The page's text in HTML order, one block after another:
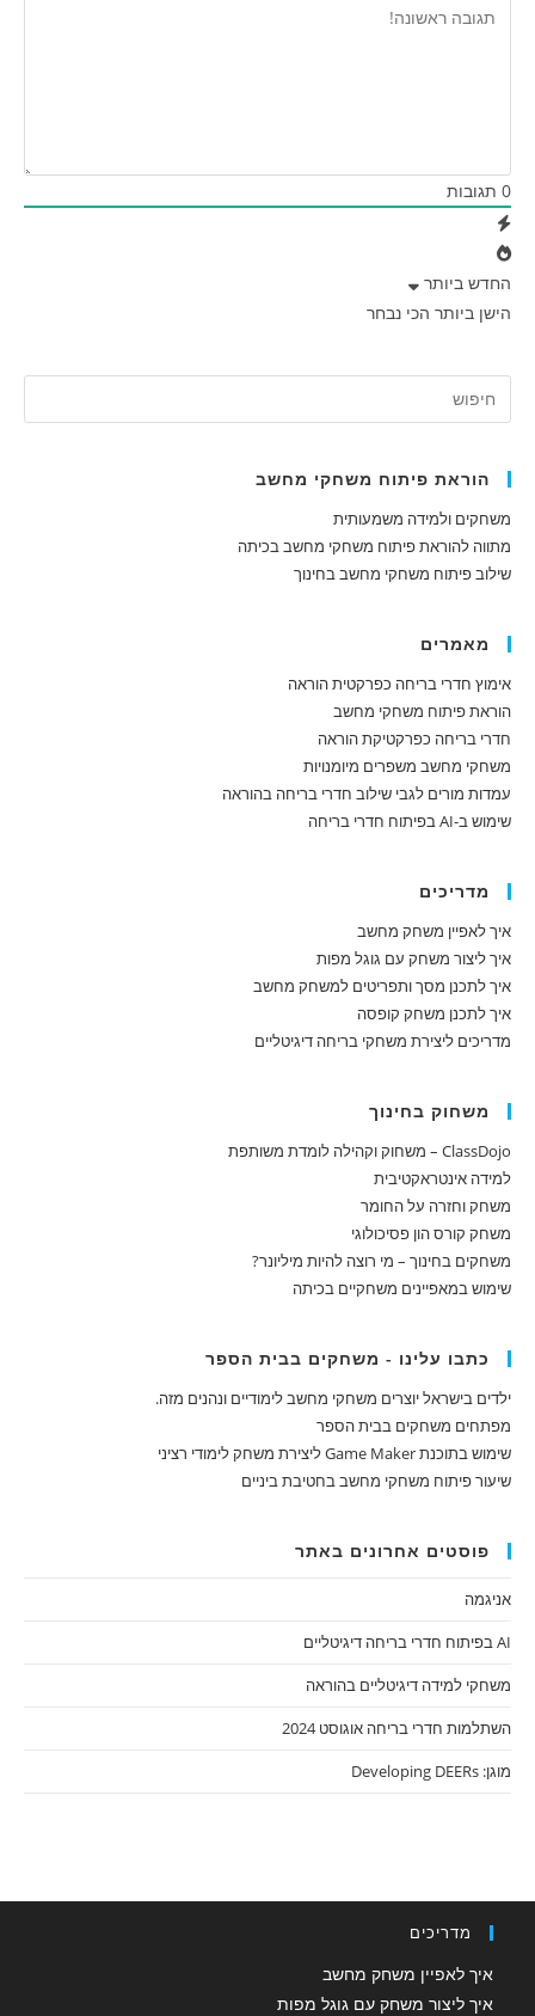
0 תגובות
החדש ביותר
הישן ביותר הכי נבחר
הוראת פיתוח משחקי מחשב
משחקים ולמידה משמעותית
מתווה להוראת פיתוח משחקי מחשב בכיתה
שילוב פיתוח משחקי מחשב בחינוך
מאמרים
אימוץ חדרי בריחה כפרקטית הוראה
הוראת פיתוח משחקי מחשב
חדרי בריחה כפרקטיקת הוראה
משחקי מחשב משפרים מיומנויות
עמדות מורים לגבי שילוב חדרי בריחה בהוראה
שימוש ב-AI בפיתוח חדרי בריחה
מדריכים
איך לאפיין משחק מחשב
איך ליצור משחק עם גוגל מפות
איך לתכנן מסך ותפריטים למשחק מחשב
איך לתכנן משחק קופסה
מדריכים ליצירת משחקי בריחה דיגיטליים
משחוק בחינוך
ClassDojo – משחוק וקהילה לומדת משותפת
למידה אינטראקטיבית
משחק וחזרה על החומר
משחק קורס הון פסיכולוגי
משחקים בחינוך – מי רוצה להיות מיליונר?
שימוש במאפיינים משחקיים בכיתה
כתבו עלינו - משחקים בבית הספר
ילדים בישראל יוצרים משחקי מחשב לימודיים ונהנים מזה.
מפתחים משחקים בבית הספר
שימוש בתוכנת Game Maker ליצירת משחק לימודי רציני
שיעור פיתוח משחקי מחשב בחטיבת ביניים
פוסטים אחרונים באתר
אניגמה
AI בפיתוח חדרי בריחה דיגיטליים
משחקי למידה דיגיטליים בהוראה
השתלמות חדרי בריחה אוגוסט 2024
מוגן: Developing DEERs
מדריכים
איך לאפיין משחק מחשב
איך ליצור משחק עם גוגל מפות